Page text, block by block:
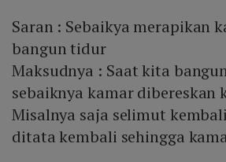
Saran : Sebaikya merapikan
bangun tidur
Maksudnya : Saat kita
sebaiknya kamar dibereskan
Misalnya saja selimut
ditata kembali sehingga